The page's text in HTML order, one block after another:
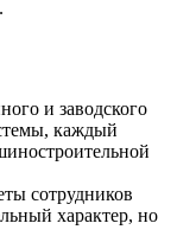
и заводского
каждый
сотрудников
характер, но